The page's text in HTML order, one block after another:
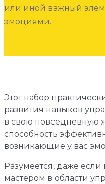
или иной важный
эмоциями.
Этот набор
развития навыков
в свою повседневную
способность
возникающие у вас
Разумеется, даже
мастером в области